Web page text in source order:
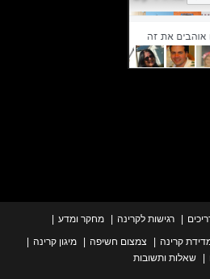
לקרינה
מחקר ומדע
צמצום חשיפה
מיגון קרינה